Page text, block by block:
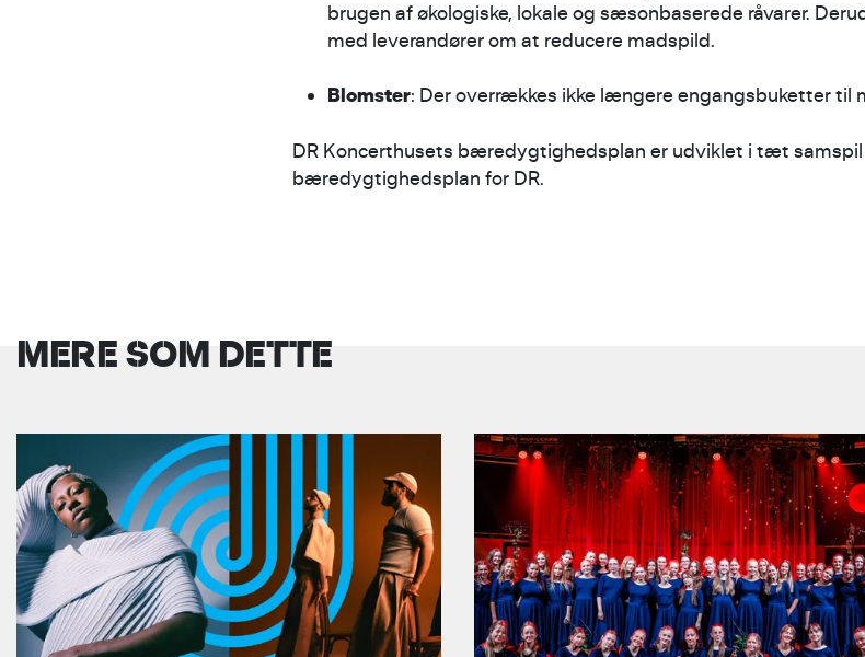
brugen af økologiske, lokale og sæsonbaserede råvarer.
med leverandører om at reducere madspild.
Blomster: Der overrækkes ikke længere engangsbuketter til
DR Koncerthusets bæredygtighedsplan er udviklet i tæt samspil
bæredygtighedsplan for DR.
MERE SOM DETTE